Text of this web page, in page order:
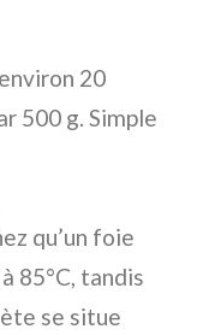
20
500 g. Simple
qu’un foie
85°C, tandis
se situe